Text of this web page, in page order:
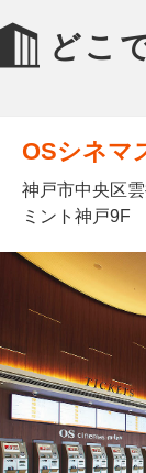
どこ
OSシネマ
神戸市中央区
ミント神戸9F